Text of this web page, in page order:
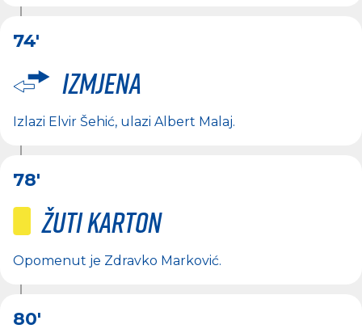
74'
Izmjena
Izlazi Elvir Šehić, ulazi Albert Malaj.
78'
Žuti karton
Opomenut je Zdravko Marković.
80'